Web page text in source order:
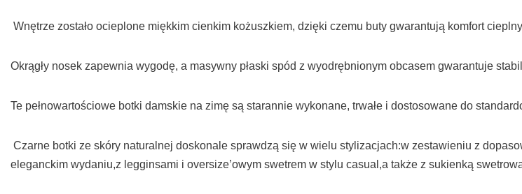
Wnętrze zostało ocieplone miękkim cienkim kożuszkiem, dzięki czemu buty gwarantują komfort
Okrągły nosek zapewnia wygodę, a masywny płaski spód z wyodrębnionym obcasem gwarantuje
Te pełnowartościowe botki damskie na zimę są starannie wykonane, trwałe i dostosowane do
Czarne botki ze skóry naturalnej doskonale sprawdzą się w wielu stylizacjach:w zestawieniu z
eleganckim wydaniu,z legginsami i oversize’owym swetrem w stylu casual,a także z sukienką